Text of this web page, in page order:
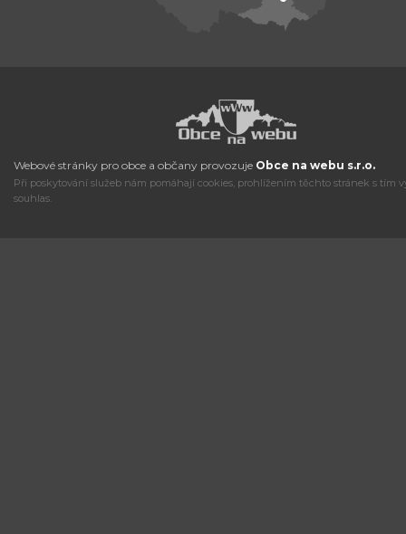
Webové stránky pro obce a občany provozuje Obce na webu s.r.o.
Při poskytování služeb nám pomáhají cookies, prohlížením těchto stránek s tím
souhlas.